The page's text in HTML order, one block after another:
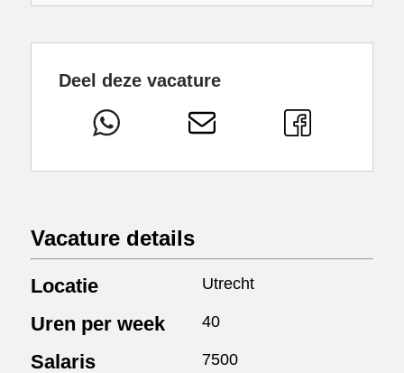
Deel deze vacature
Vacature details
Locatie Utrecht
Uren per week 40
Salaris 7500